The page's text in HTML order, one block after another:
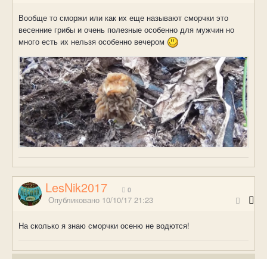
Вообще то сморжи или как их еще называют сморчки это
весенние грибы и очень полезные особенно для мужчин но
много есть их нельзя особенно вечером
LesNik2017 0
Опубликовано 10/10/17 21:23
На сколько я знаю сморчки осеню не водются!